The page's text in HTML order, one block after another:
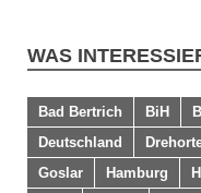
WAS
Bad Bertrich BiH
Deutschland
Goslar
Hamburg